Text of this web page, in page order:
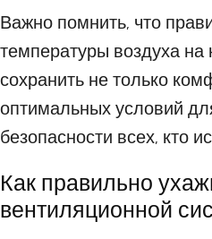
Важно помнить, что
температуры воздуха на
сохранить не только
оптимальных условий
безопасности всех, кто
Как правильно
вентиляционной